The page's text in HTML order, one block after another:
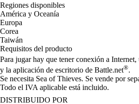
Regiones disponibles
América y Oceanía
Europa
Corea
Taiwán
Requisitos del producto
Para jugar hay que tener conexión a
y la aplicación de escritorio de Battle.net®.
Se necesita Sea of Thieves. Se vende por
Todo el IVA aplicable está incluido.
DISTRIBUIDO POR